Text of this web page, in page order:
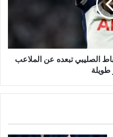
الصليبي تبعده عن الملاعب
طويلة